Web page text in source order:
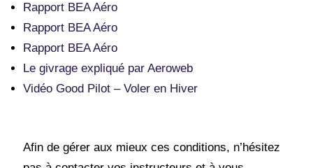
Rapport BEA Aéro
Rapport BEA Aéro
Rapport BEA Aéro
Le givrage expliqué par Aeroweb
Vidéo Good Pilot – Voler en Hiver
Afin de gérer aux mieux ces conditions, n’hésitez